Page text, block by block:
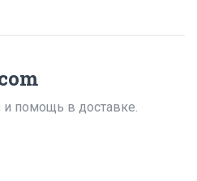
и помощь в доставке.